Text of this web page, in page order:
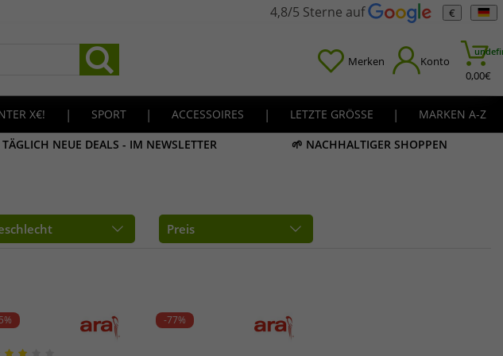
4,8/5 Sterne auf €
Merken Konto
0,00€
X€! | SPORT | ACCESSOIRES | LETZTE GRÖSSE |
MARKEN A-Z
NEUE DEALS - IM NEWSLETTER 🌱 NACHHALTIGER SHOPPEN
Preis
-77%